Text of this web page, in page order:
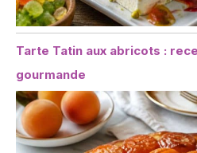
Tarte Tatin aux abricots :
gourmande